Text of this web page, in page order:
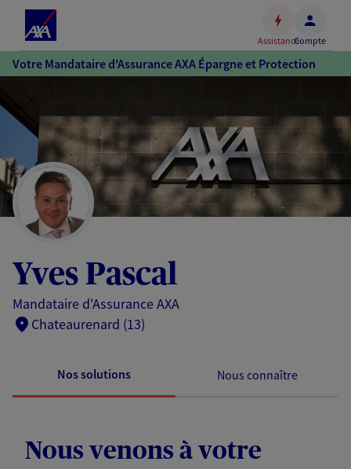
Accéder
au
Accéder
au
pied
de
page
AssistanceCompte
Votre Mandataire d'Assurance AXA Épargne et Protection
Yves Pascal
Mandataire d'Assurance AXA
Chateaurenard (13)
Nos solutions Nous connaître
Nous venons à votre